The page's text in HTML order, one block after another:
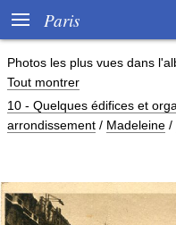
 Paris
Photos les plus vues dans
Tout montrer
10 - Quelques édifices et
arrondissement / Madeleine /